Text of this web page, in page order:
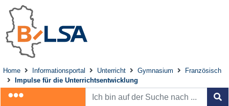
Home Informationsportal Unterricht Gymnasium
Französisch
Impulse für die Unterrichtsentwicklung